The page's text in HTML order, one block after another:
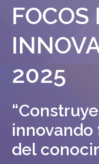
FOCOS
2025
innovando
del